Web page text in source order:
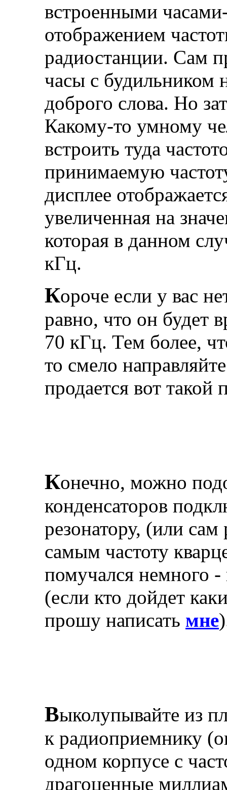
встроенными
отображением
радиостанции. Сам
часы с будильником
доброго слова. Но
Какому-то умному
встроить туда
принимаемую
дисплее
увеличенная на
которая в данном
кГц.
Короче если у вас
равно, что он будет
70 кГц. Тем более,
то смело
продается вот такой
Конечно, можно
конденсаторов
резонатору, (или
самым частоту
помучался немного
(если кто дойдет
прошу написать мне
Выколупывайте из
к радиоприемнику
одном корпусе с
драгоценные